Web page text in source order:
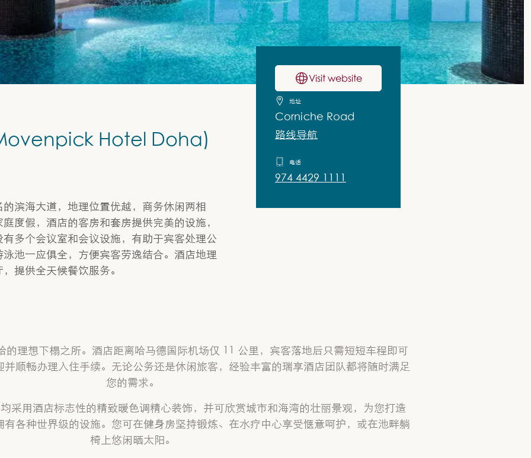
Hotel Doha)
滨海大道，地理位置优越，商务休闲两相
度假，酒店的客房和套房提供完美的设施，
多个会议室和会议设施，有助于宾客处理公
池一应俱全，方便宾客劳逸结合。酒店地理
提供全天候餐饮服务。
Visit website
地址
Corniche Road
路线导航
电话
974 4429 1111
的理想下榻之所。酒店距离哈马德国际机场仅 11 公里，宾客落地后只需短短车程即可
顺畅办理入住手续。无论公务还是休闲旅客，经验丰富的瑞享酒店团队都将随时满足
您的需求。
采用酒店标志性的精致暖色调精心装饰，并可欣赏城市和海湾的壮丽景观，为您打造
各种世界级的设施。您可在健身房坚持锻炼、在水疗中心享受惬意呵护，或在池畔躺
椅上悠闲晒太阳。